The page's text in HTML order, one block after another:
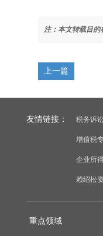
注：本文转载目
上一篇
友情链接： 税务诉
增值税
企业所
赖绍松
重点领域